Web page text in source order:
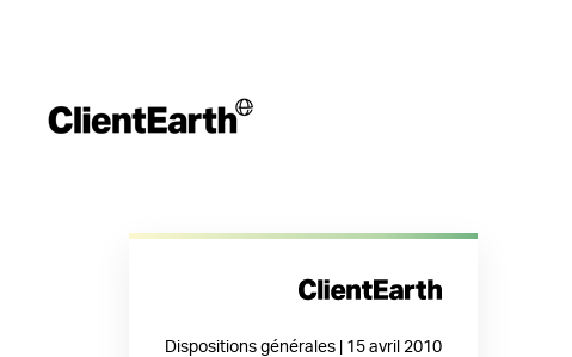
Dispositions générales | 15 avril 2010